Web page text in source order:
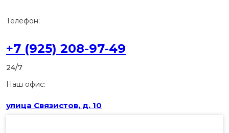
Телефон:
+7 (925) 208-97-49
24/7
Наш офис:
улица Связистов, д. 10